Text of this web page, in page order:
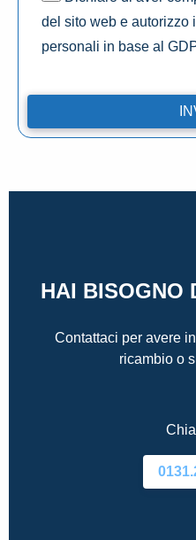
del sito web e autorizzo
personali in base al
HAI BISOGNO
Contattaci per avere
ricambio o